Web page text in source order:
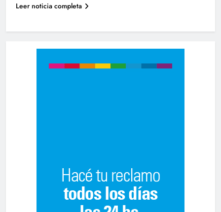
Leer noticia completa